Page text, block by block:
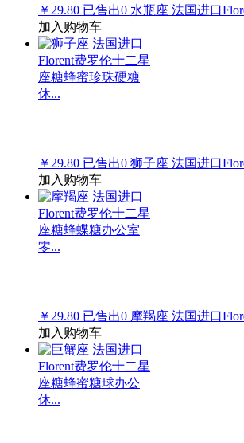
￥29.80 已售出0 水瓶座 法国进口
加入购物车
￥29.80 已售出0 狮子座 法国进口
加入购物车
￥29.80 已售出0 摩羯座 法国进口
加入购物车